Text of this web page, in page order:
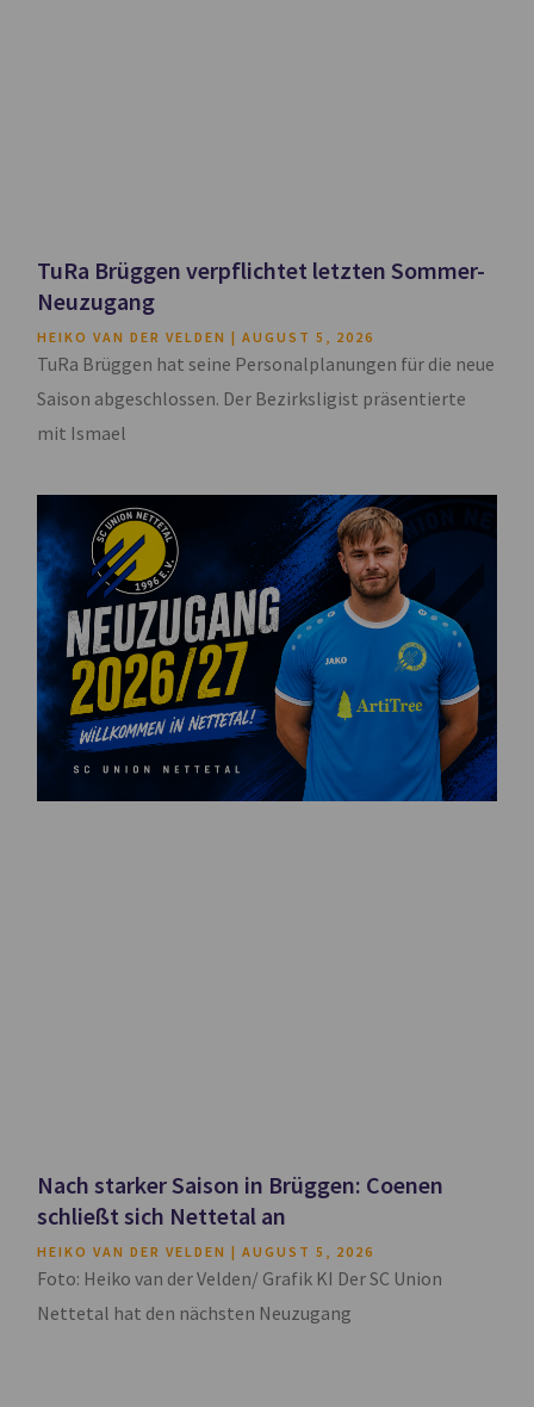
TuRa Brüggen verpflichtet letzten Sommer-
Neuzugang
HEIKO VAN DER VELDEN AUGUST 5, 2026
TuRa Brüggen hat seine Personalplanungen für die neue
Saison abgeschlossen. Der Bezirksligist präsentierte
mit Ismael
Nach starker Saison in Brüggen: Coenen
schließt sich Nettetal an
HEIKO VAN DER VELDEN AUGUST 5, 2026
Foto: Heiko van der Velden/ Grafik KI Der SC Union
Nettetal hat den nächsten Neuzugang